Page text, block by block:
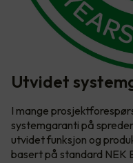
Utvidet
I mange
systemgaranti på
utvidet funksjon og
basert på standard NEK